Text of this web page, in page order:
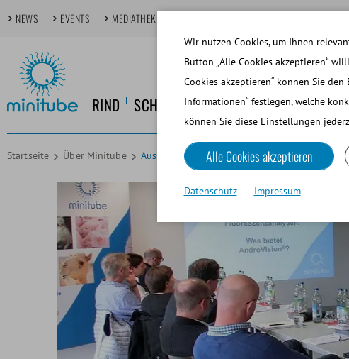
NEWS EVENTS MEDIATHEK
RIND SCHWEIN PFERD HUND KLEINE
Startseite Über Minitube Aus- und Weiterbildung
Wir nutzen Cookies, um Ihnen
Button „Alle Cookies akzeptieren“
Cookies akzeptieren“ können Sie
Informationen“ festlegen, welche
können Sie diese Einstellungen
Alle Cookies akzeptieren
Datenschutz Impressum